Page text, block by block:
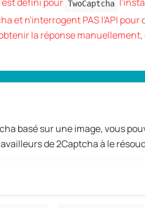
TwoCaptcha
et n'interrogent PAS l'API pour
la réponse
basé sur une image, vous
de 2Captcha à le